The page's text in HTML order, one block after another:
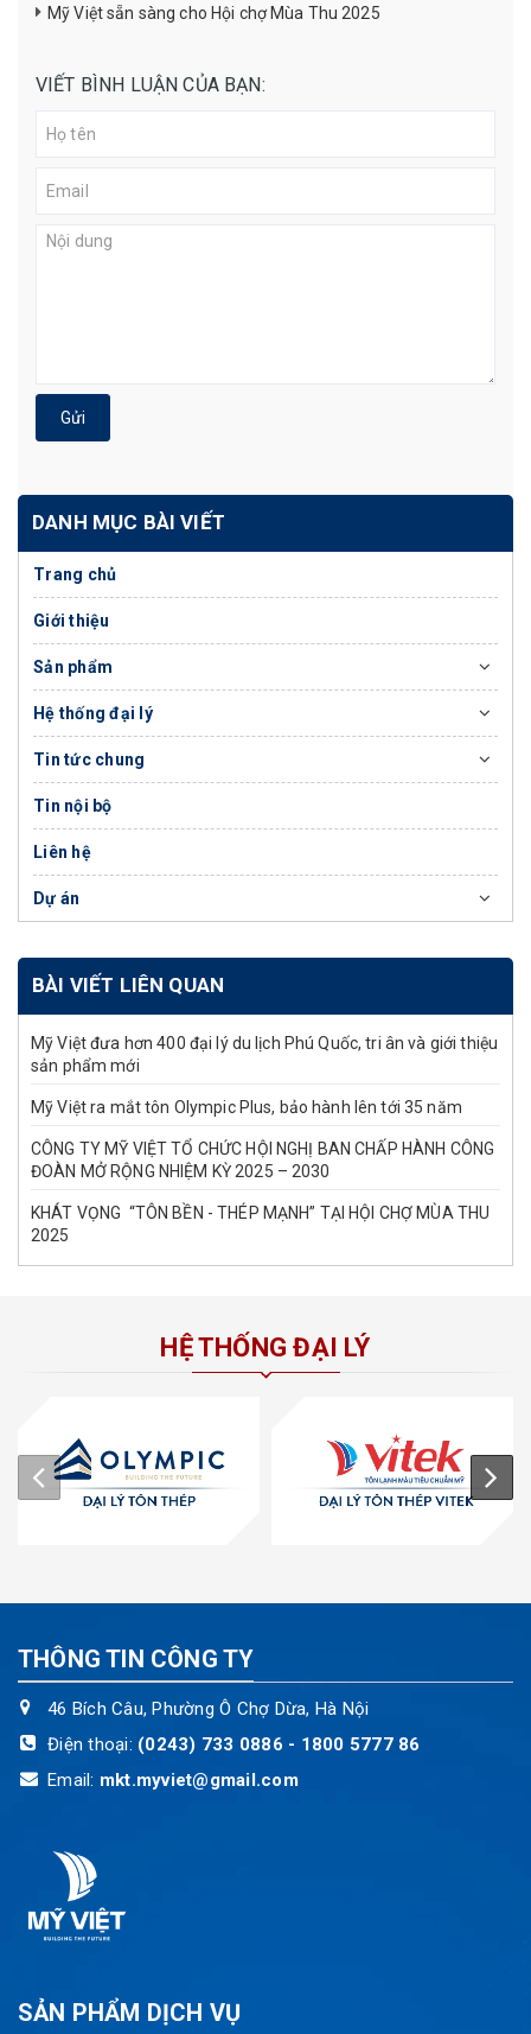
Mỹ Việt sẵn sàng cho Hội chợ Mùa Thu 2025
VIẾT BÌNH LUẬN CỦA BẠN:
Gửi
DANH MỤC BÀI VIẾT
Trang chủ
Giới thiệu
Sản phẩm
Hệ thống đại lý
Tin tức chung
Tin nội bộ
Liên hệ
Dự án
BÀI VIẾT LIÊN QUAN
Mỹ Việt đưa hơn 400 đại lý du lịch Phú Quốc, tri ân và giới thiệu
sản phẩm mới
Mỹ Việt ra mắt tôn Olympic Plus, bảo hành lên tới 35 năm
CÔNG TY MỸ VIỆT TỔ CHỨC HỘI NGHỊ BAN CHẤP HÀNH CÔNG
ĐOÀN MỞ RỘNG NHIỆM KỲ 2025 – 2030
KHÁT VỌNG “TÔN BỀN - THÉP MẠNH” TẠI HỘI CHỢ MÙA THU
2025
HỆ THỐNG ĐẠI LÝ
THÔNG TIN CÔNG TY
46 Bích Câu, Phường Ô Chợ Dừa, Hà Nội
Điện thoại: (0243) 733 0886 - 1800 5777 86
Email: mkt.myviet@gmail.com
SẢN PHẨM DỊCH VỤ